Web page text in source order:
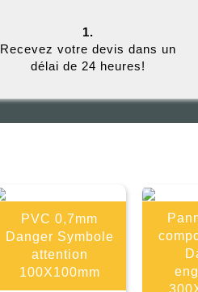
1.
Recevez votre devis dans un
délai de 24 heures!
PVC 0,7mm
Danger Symbole
attention
100X100mm